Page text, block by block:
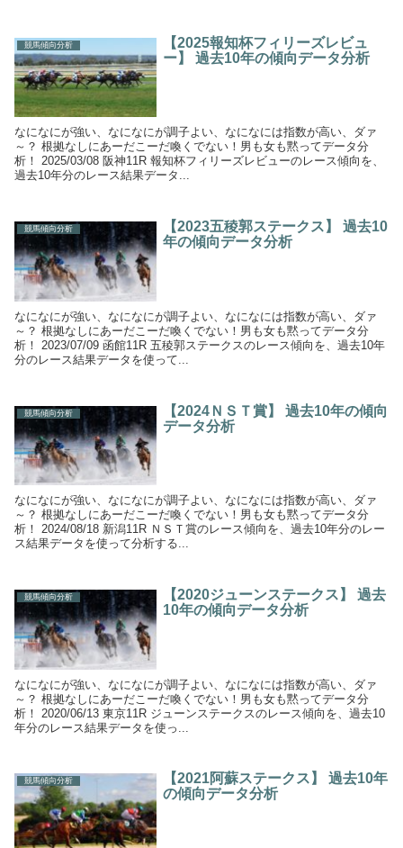
競馬傾向分析
【2025報知杯フィリーズレビュ
ー】 過去10年の傾向データ分析
なになにが強い、なになにが調子よい、なになには指数が高い、ダァ
～？ 根拠なしにあーだこーだ喚くでない！男も女も黙ってデータ分
析！ 2025/03/08 阪神11R 報知杯フィリーズレビューのレース傾向を、
過去10年分のレース結果データ...
競馬傾向分析
【2023五稜郭ステークス】 過去10
年の傾向データ分析
なになにが強い、なになにが調子よい、なになには指数が高い、ダァ
～？ 根拠なしにあーだこーだ喚くでない！男も女も黙ってデータ分
析！ 2023/07/09 函館11R 五稜郭ステークスのレース傾向を、過去10年
分のレース結果データを使って...
競馬傾向分析
【2024ＮＳＴ賞】 過去10年の傾向
データ分析
なになにが強い、なになにが調子よい、なになには指数が高い、ダァ
～？ 根拠なしにあーだこーだ喚くでない！男も女も黙ってデータ分
析！ 2024/08/18 新潟11R ＮＳＴ賞のレース傾向を、過去10年分のレー
ス結果データを使って分析する...
競馬傾向分析
【2020ジューンステークス】 過去
10年の傾向データ分析
なになにが強い、なになにが調子よい、なになには指数が高い、ダァ
～？ 根拠なしにあーだこーだ喚くでない！男も女も黙ってデータ分
析！ 2020/06/13 東京11R ジューンステークスのレース傾向を、過去10
年分のレース結果データを使っ...
競馬傾向分析
【2021阿蘇ステークス】 過去10年
の傾向データ分析